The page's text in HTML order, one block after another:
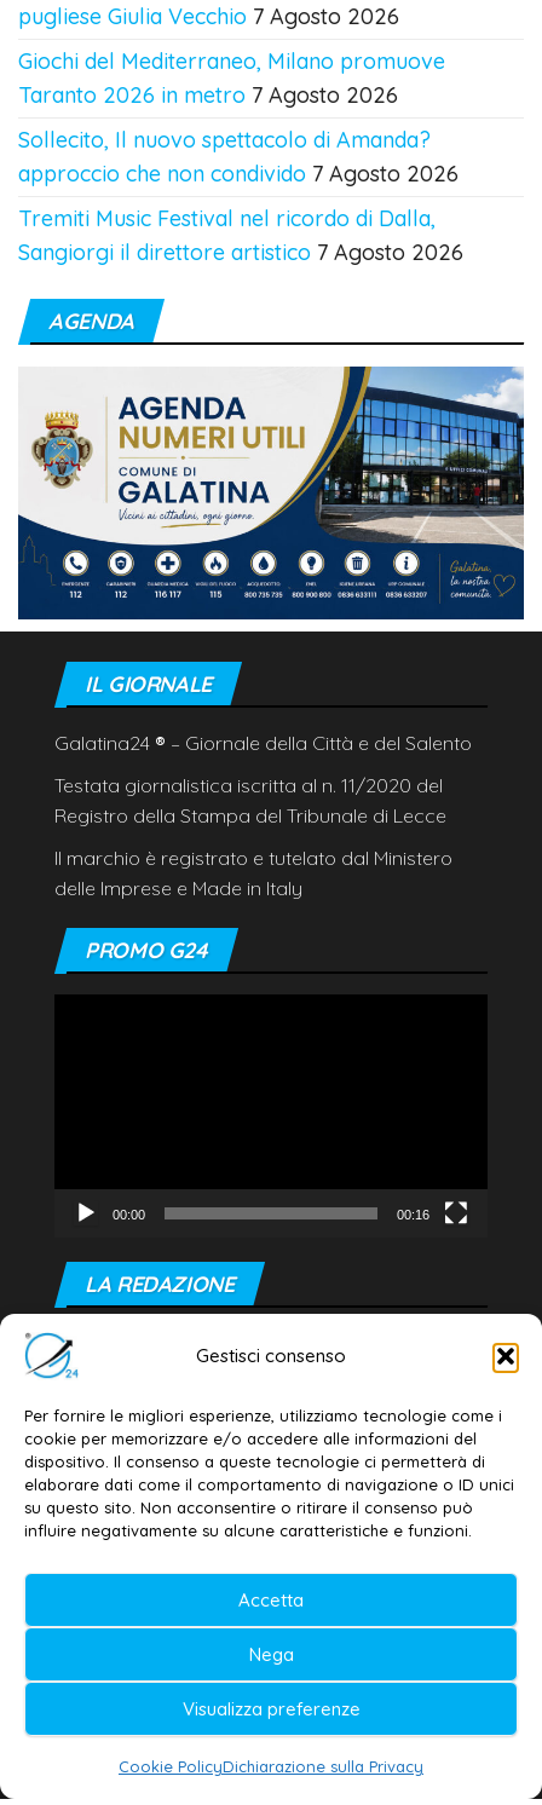
Gestisci consenso
Per fornire le migliori esperienze, utilizziamo tecnologie come i
cookie per memorizzare e/o accedere alle informazioni del
dispositivo. Il consenso a queste tecnologie ci permetterà di
elaborare dati come il comportamento di navigazione o ID unici
su questo sito. Non acconsentire o ritirare il consenso può
influire negativamente su alcune caratteristiche e funzioni.
Accetta
Nega
Visualizza preferenze
Cookie PolicyDichiarazione sulla Privacy
pugliese Giulia Vecchio 7 Agosto 2026
Giochi del Mediterraneo, Milano promuove
Taranto 2026 in metro 7 Agosto 2026
Sollecito, Il nuovo spettacolo di Amanda?
approccio che non condivido 7 Agosto 2026
Tremiti Music Festival nel ricordo di Dalla,
Sangiorgi il direttore artistico 7 Agosto 2026
AGENDA
IL GIORNALE
Galatina24 ® – Giornale della Città e del Salento
Testata giornalistica iscritta al n. 11/2020 del
Registro della Stampa del Tribunale di Lecce
Il marchio è registrato e tutelato dal Ministero
delle Imprese e Made in Italy
PROMO G24
00:00 00:16
LA REDAZIONE
Editore e direttore responsabile:
Dott. Daniele G. Masciullo
Email: redazione@galatina24.it
Contatti –Disclaimer
Privacy policy –Cookie policy
© 2020-2026 | Galatina24 ®
Testata iscritta al n. 11/2020 Registro della
Stampa Tribunale di Lecce
Editore e direttore responsabile:
Daniele G. Masciullo